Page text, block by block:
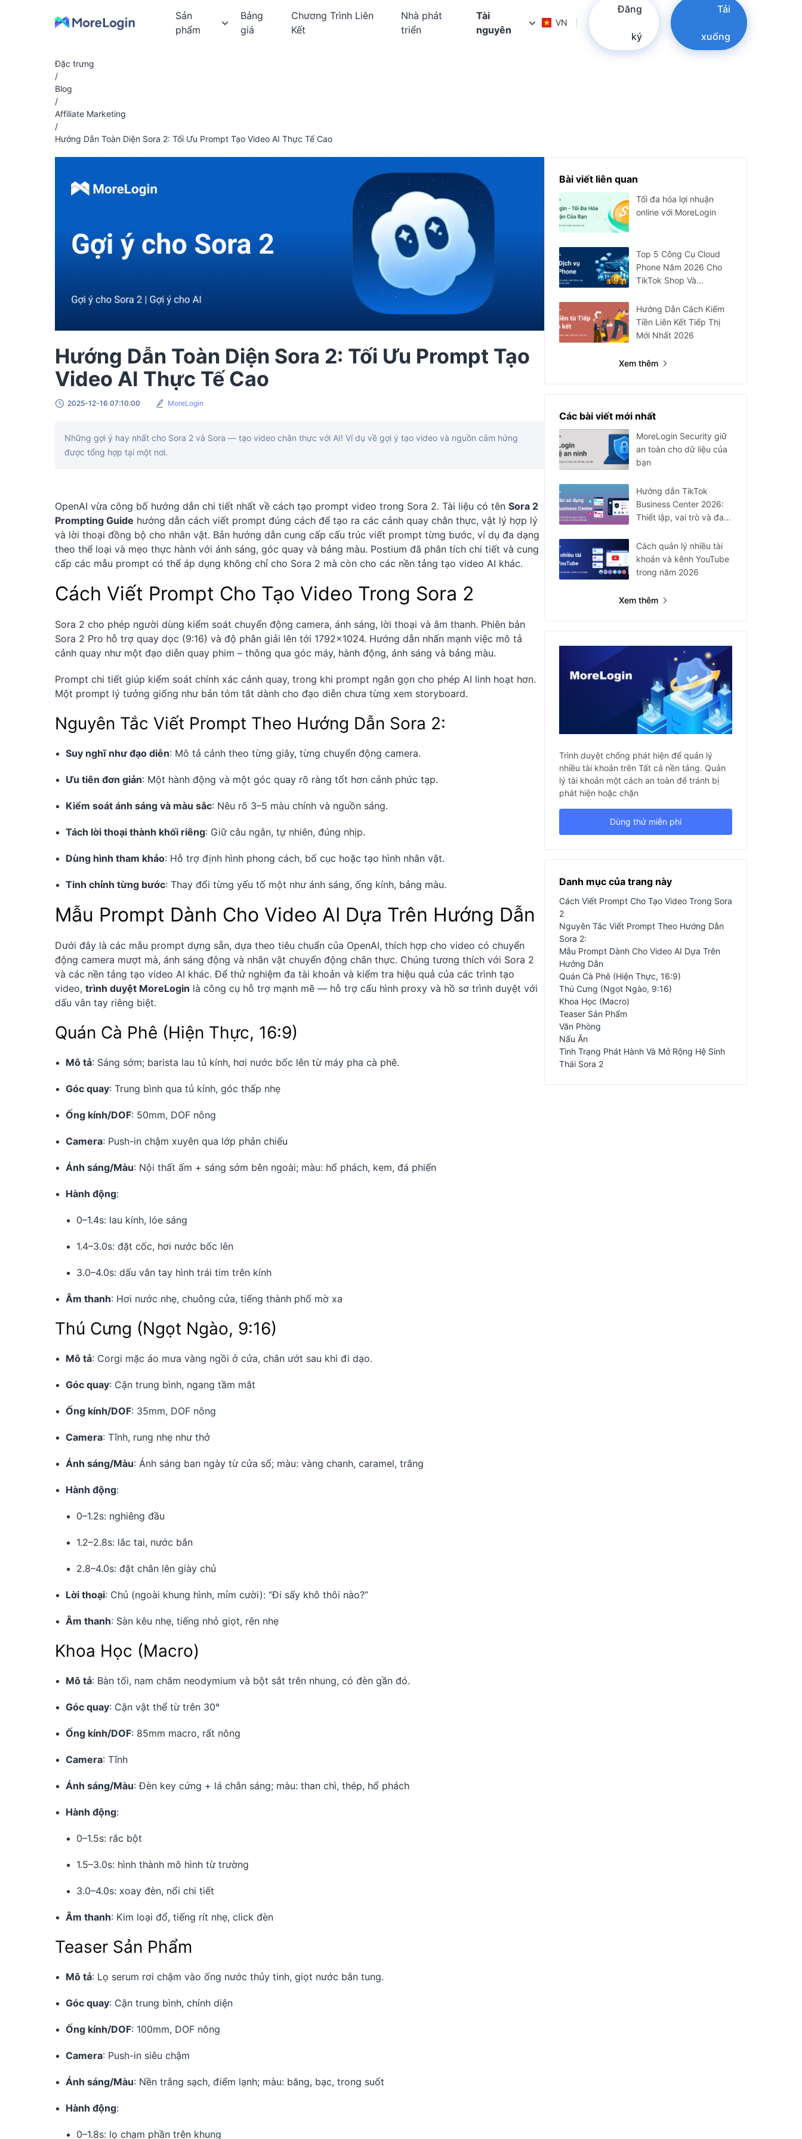
Sản
phẩm
Bảng
giá
Chương Trình Liên
Kết
Nhà phát
triển
Tài
nguyên
VN
Đăng
ký
Tải
xuống
Đặc trưng
/
Blog
/
Affiliate Marketing
/
Hướng Dẫn Toàn Diện Sora 2: Tối Ưu Prompt Tạo Video AI Thực Tế Cao
Hướng Dẫn Toàn Diện Sora 2: Tối Ưu Prompt Tạo
Video AI Thực Tế Cao
2025-12-16 07:10:00 MoreLogin
Những gợi ý hay nhất cho Sora 2 và Sora — tạo video chân thực với AI! Ví dụ về gợi ý tạo video và nguồn cảm hứng
được tổng hợp tại một nơi.
OpenAI vừa công bố hướng dẫn chi tiết nhất về cách tạo prompt video trong Sora 2. Tài liệu có tên Sora 2
Prompting Guide hướng dẫn cách viết prompt đúng cách để tạo ra các cảnh quay chân thực, vật lý hợp lý
và lời thoại đồng bộ cho nhân vật. Bản hướng dẫn cung cấp cấu trúc viết prompt từng bước, ví dụ đa dạng
theo thể loại và mẹo thực hành với ánh sáng, góc quay và bảng màu. Postium đã phân tích chi tiết và cung
cấp các mẫu prompt có thể áp dụng không chỉ cho Sora 2 mà còn cho các nền tảng tạo video AI khác.
Cách Viết Prompt Cho Tạo Video Trong Sora 2
Sora 2 cho phép người dùng kiểm soát chuyển động camera, ánh sáng, lời thoại và âm thanh. Phiên bản
Sora 2 Pro hỗ trợ quay dọc (9:16) và độ phân giải lên tới 1792×1024. Hướng dẫn nhấn mạnh việc mô tả
cảnh quay như một đạo diễn quay phim – thông qua góc máy, hành động, ánh sáng và bảng màu.
Prompt chi tiết giúp kiểm soát chính xác cảnh quay, trong khi prompt ngắn gọn cho phép AI linh hoạt hơn.
Một prompt lý tưởng giống như bản tóm tắt dành cho đạo diễn chưa từng xem storyboard.
Nguyên Tắc Viết Prompt Theo Hướng Dẫn Sora 2:
Suy nghĩ như đạo diễn: Mô tả cảnh theo từng giây, từng chuyển động camera.
Ưu tiên đơn giản: Một hành động và một góc quay rõ ràng tốt hơn cảnh phức tạp.
Kiểm soát ánh sáng và màu sắc: Nêu rõ 3–5 màu chính và nguồn sáng.
Tách lời thoại thành khối riêng: Giữ câu ngắn, tự nhiên, đúng nhịp.
Dùng hình tham khảo: Hỗ trợ định hình phong cách, bố cục hoặc tạo hình nhân vật.
Tinh chỉnh từng bước: Thay đổi từng yếu tố một như ánh sáng, ống kính, bảng màu.
Mẫu Prompt Dành Cho Video AI Dựa Trên Hướng Dẫn
Dưới đây là các mẫu prompt dựng sẵn, dựa theo tiêu chuẩn của OpenAI, thích hợp cho video có chuyển
động camera mượt mà, ánh sáng động và nhân vật chuyển động chân thực. Chúng tương thích với Sora 2
và các nền tảng tạo video AI khác. Để thử nghiệm đa tài khoản và kiểm tra hiệu quả của các trình tạo
video, trình duyệt MoreLogin là công cụ hỗ trợ mạnh mẽ — hỗ trợ cấu hình proxy và hồ sơ trình duyệt với
dấu vân tay riêng biệt.
Quán Cà Phê (Hiện Thực, 16:9)
Mô tả: Sáng sớm; barista lau tủ kính, hơi nước bốc lên từ máy pha cà phê.
Góc quay: Trung bình qua tủ kính, góc thấp nhẹ
Ống kính/DOF: 50mm, DOF nông
Camera: Push-in chậm xuyên qua lớp phản chiếu
Ánh sáng/Màu: Nội thất ấm + sáng sớm bên ngoài; màu: hổ phách, kem, đá phiến
Hành động:
0–1.4s: lau kính, lóe sáng
1.4–3.0s: đặt cốc, hơi nước bốc lên
3.0–4.0s: dấu vân tay hình trái tim trên kính
Âm thanh: Hơi nước nhẹ, chuông cửa, tiếng thành phố mờ xa
Thú Cưng (Ngọt Ngào, 9:16)
Mô tả: Corgi mặc áo mưa vàng ngồi ở cửa, chân ướt sau khi đi dạo.
Góc quay: Cận trung bình, ngang tầm mắt
Ống kính/DOF: 35mm, DOF nông
Camera: Tĩnh, rung nhẹ như thở
Ánh sáng/Màu: Ánh sáng ban ngày từ cửa sổ; màu: vàng chanh, caramel, trắng
Hành động:
0–1.2s: nghiêng đầu
1.2–2.8s: lắc tai, nước bắn
2.8–4.0s: đặt chân lên giày chủ
Lời thoại: Chủ (ngoài khung hình, mỉm cười): “Đi sấy khô thôi nào?”
Âm thanh: Sàn kêu nhẹ, tiếng nhỏ giọt, rên nhẹ
Khoa Học (Macro)
Mô tả: Bàn tối, nam châm neodymium và bột sắt trên nhung, có đèn gần đó.
Góc quay: Cận vật thể từ trên 30°
Ống kính/DOF: 85mm macro, rất nông
Camera: Tĩnh
Ánh sáng/Màu: Đèn key cứng + lá chắn sáng; màu: than chì, thép, hổ phách
Hành động:
0–1.5s: rắc bột
1.5–3.0s: hình thành mô hình từ trường
3.0–4.0s: xoay đèn, nổi chi tiết
Âm thanh: Kim loại đổ, tiếng rít nhẹ, click đèn
Teaser Sản Phẩm
Mô tả: Lọ serum rơi chậm vào ống nước thủy tinh, giọt nước bắn tung.
Góc quay: Cận trung bình, chính diện
Ống kính/DOF: 100mm, DOF nông
Camera: Push-in siêu chậm
Ánh sáng/Màu: Nền trắng sạch, điểm lạnh; màu: băng, bạc, trong suốt
Hành động:
0–1.8s: lọ chạm phần trên khung
Bài viết liên quan
Tối đa hóa lợi nhuận
online với MoreLogin
Top 5 Công Cụ Cloud
Phone Năm 2026 Cho
TikTok Shop Và
Hướng Dẫn Cách Kiếm
Tiền Liên Kết Tiếp Thị
Mới Nhất 2026
Xem thêm
Các bài viết mới nhất
MoreLogin Security giữ
an toàn cho dữ liệu của
bạn
Hướng dẫn TikTok
Business Center 2026:
Thiết lập, vai trò và đa
Cách quản lý nhiều tài
khoản và kênh YouTube
trong năm 2026
Xem thêm
Trình duyệt chống phát hiện để quản lý
nhiều tài khoản trên Tất cả nền tảng. Quản
lý tài khoản một cách an toàn để tránh bị
phát hiện hoặc chặn
Dùng thử miễn phí
Danh mục của trang này
Cách Viết Prompt Cho Tạo Video Trong Sora
2
Nguyên Tắc Viết Prompt Theo Hướng Dẫn
Sora 2:
Mẫu Prompt Dành Cho Video AI Dựa Trên
Hướng Dẫn
Quán Cà Phê (Hiện Thực, 16:9)
Thú Cưng (Ngọt Ngào, 9:16)
Khoa Học (Macro)
Teaser Sản Phẩm
Văn Phòng
Nấu Ăn
Tình Trạng Phát Hành Và Mở Rộng Hệ Sinh
Thái Sora 2